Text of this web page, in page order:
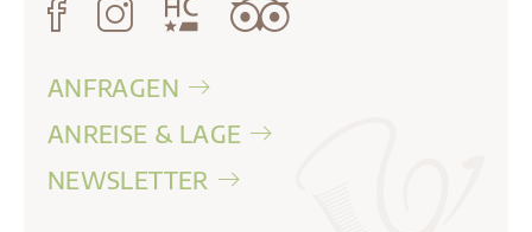
ANFRAGEN
ANREISE & LAGE
NEWSLETTER